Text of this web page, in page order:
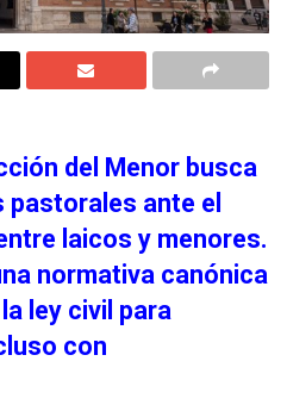
del Menor busca
ante el
laicos y menores.
normativa canónica
ley civil para
con